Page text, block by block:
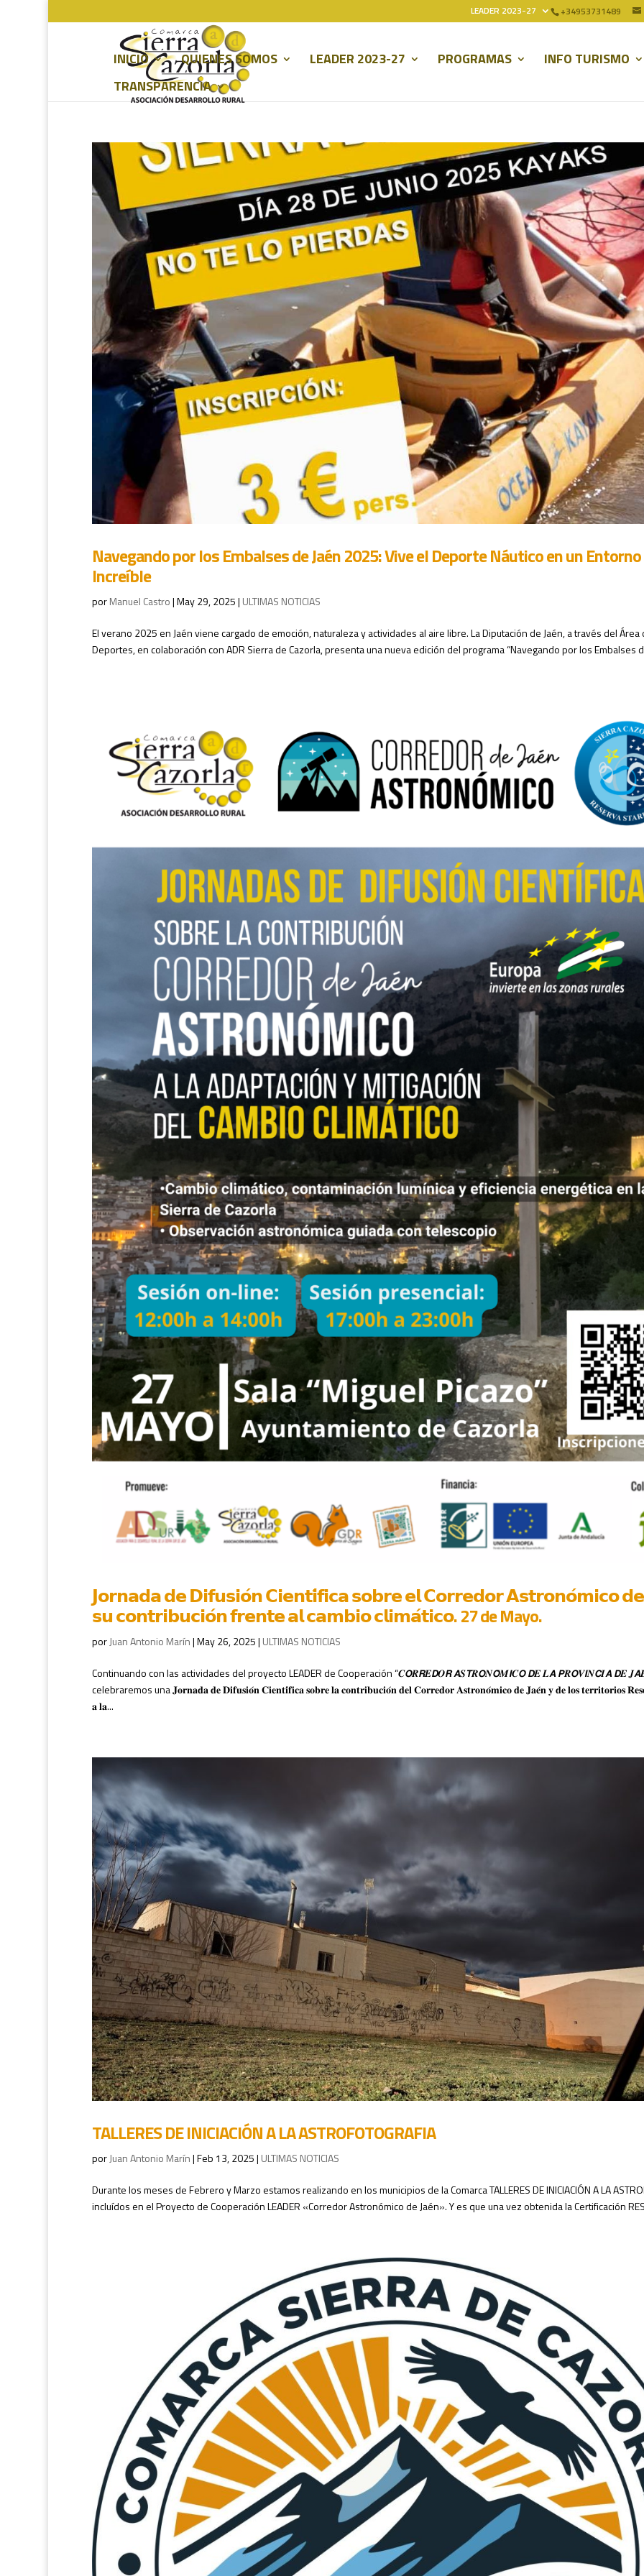
+34953731489
LEADER 2023-27
INICIO QUIENES SOMOS LEADER 2023-27 PROGRAMAS
INFO TURISMO
TRANSPARENCIA
Navegando por los Embalses de Jaén 2025: Vive el Deporte Náutico en un
Increíble
porManuel Castro|May 29, 2025| ULTIMAS NOTICIAS
El verano 2025 en Jaén viene cargado de emoción, naturaleza y actividades al aire libre. La Diputación de Jaén, a través del Área
Deportes, en colaboración con ADR Sierra de Cazorla, presenta una nueva edición del programa “Navegando por los Embalses
𝗝𝗼𝗿𝗻𝗮𝗱𝗮 𝗱𝗲 𝗗𝗶𝗳𝘂𝘀𝗶𝗼́𝗻 𝗖𝗶𝗲𝗻𝘁𝗶́𝗳𝗶𝗰𝗮 𝘀𝗼𝗯𝗿𝗲 𝗲𝗹 𝗖𝗼𝗿𝗿𝗲𝗱𝗼𝗿 𝗔𝘀𝘁𝗿𝗼𝗻𝗼́𝗺𝗶𝗰𝗼
𝘀𝘂 𝗰𝗼𝗻𝘁𝗿𝗶𝗯𝘂𝗰𝗶𝗼́𝗻 𝗳𝗿𝗲𝗻𝘁𝗲 𝗮𝗹 𝗰𝗮𝗺𝗯𝗶𝗼 𝗰𝗹𝗶𝗺𝗮́𝘁𝗶𝗰𝗼. 27 de Mayo.
porJuan Antonio Marín|May 26, 2025| ULTIMAS NOTICIAS
Continuando con las actividades del proyecto LEADER de Cooperación “𝑪𝙊𝑹𝙍𝑬𝘿𝑶𝙍 𝘼𝑺𝙏𝑹𝙊𝑵𝙊́𝑴𝙄𝑪𝙊 𝘿𝑬 𝑳𝘼 𝙋𝑹𝙊𝑽𝙄𝑵𝘾𝑰𝘼 𝘿𝑬
celebraremos una 𝐉𝐨𝐫𝐧𝐚𝐝𝐚 𝐝𝐞 𝐃𝐢𝐟𝐮𝐬𝐢𝐨́𝐧 𝐂𝐢𝐞𝐧𝐭𝐢́𝐟𝐢𝐜𝐚 𝐬𝐨𝐛𝐫𝐞 𝐥𝐚 𝐜𝐨𝐧𝐭𝐫𝐢𝐛𝐮𝐜𝐢𝐨́𝐧 𝐝𝐞𝐥 𝐂𝐨𝐫𝐫𝐞𝐝𝐨𝐫 𝐀𝐬𝐭𝐫𝐨𝐧𝐨́𝐦𝐢𝐜𝐨 𝐝𝐞 𝐉𝐚𝐞́𝐧 𝐲 𝐝𝐞 𝐥𝐨𝐬 𝐭𝐞𝐫𝐫𝐢𝐭𝐨𝐫𝐢𝐨𝐬
𝐚 𝐥𝐚...
TALLERES DE INICIACIÓN A LA ASTROFOTOGRAFIA
porJuan Antonio Marín|Feb 13, 2025| ULTIMAS NOTICIAS
Durante los meses de Febrero y Marzo estamos realizando en los municipios de la Comarca TALLERES DE INICIACIÓN A LA
incluídos en el Proyecto de Cooperación LEADER «Corredor Astronómico de Jaén». Y es que una vez obtenida la Certificación